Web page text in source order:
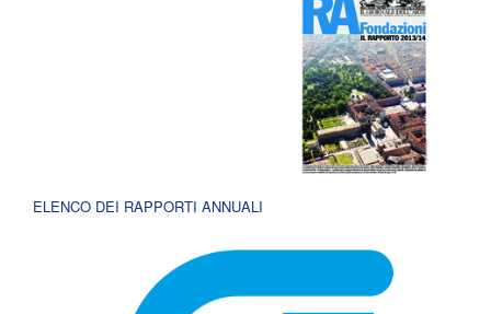
ELENCO DEI RAPPORTI ANNUALI